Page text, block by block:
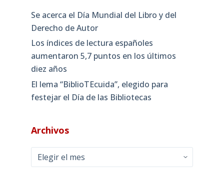
Se acerca el Día Mundial del Libro y del
Derecho de Autor
Los índices de lectura españoles
aumentaron 5,7 puntos en los últimos
diez años
El lema “BiblioTEcuida”, elegido para
festejar el Día de las Bibliotecas
Archivos
Archivos